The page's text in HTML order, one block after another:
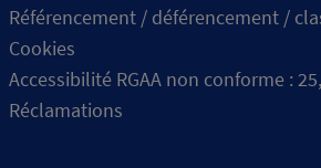
Référencement / déférencement /
Cookies
Accessibilité RGAA non conforme :
Réclamations